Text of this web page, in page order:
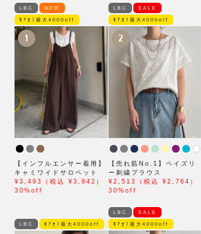
LBC NEW
ﾓｱｵﾌ最大4000off
1
【インフルエンサー着用】
キャミワイドサロペット
¥3,493（税込 ¥3,842）
30%off
LBC SALE
ﾓｱｵﾌ最大4000off
2
【売れ筋No.1】ペイズリ
ー刺繍ブラウス
¥2,513（税込 ¥2,764）
30%off
LBC ﾓｱｵﾌ最大4000off
LBC SALE
ﾓｱｵﾌ最大4000off